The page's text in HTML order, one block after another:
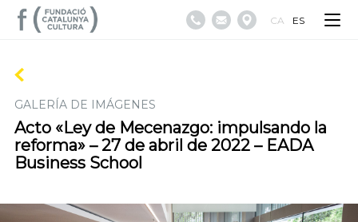
CA ES
GALERÍA DE IMÁGENES
Acto «Ley de Mecenazgo: impulsando la
reforma» – 27 de abril de 2022 – EADA
Business School